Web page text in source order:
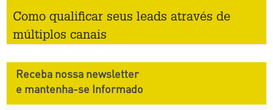
Como qualificar seus leads através de
múltiplos canais
Receba nossa newsletter
e mantenha-se Informado